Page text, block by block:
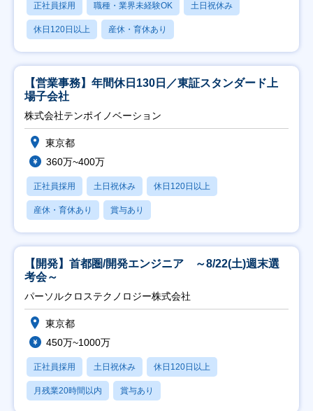
正社員採用 職種・業界未経験OK 土日祝休み
休日120日以上 産休・育休あり
【営業事務】年間休日130日／東証スタンダード上
場子会社
株式会社テンポイノベーション
東京都
360万~400万
正社員採用 土日祝休み 休日120日以上
産休・育休あり 賞与あり
【開発】首都圏/開発エンジニア ～8/22(土)週末選
考会～
パーソルクロステクノロジー株式会社
東京都
450万~1000万
正社員採用 土日祝休み 休日120日以上
月残業20時間以内 賞与あり